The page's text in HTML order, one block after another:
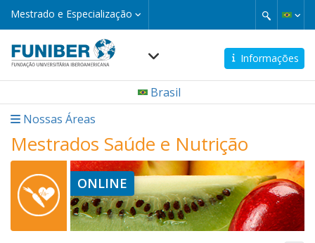
Pular
conteúdo
principal
Mestrado e Especialização
Mestrado
e
Informações
Navegación
Brasil
Nossas Áreas
Mestrados Saúde e Nutrição
ONLINE